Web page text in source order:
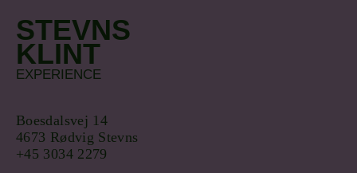
STEVNS
KLINT
EXPERIENCE
Boesdalsvej 14
4673 Rødvig Stevns
+45 3034 2279